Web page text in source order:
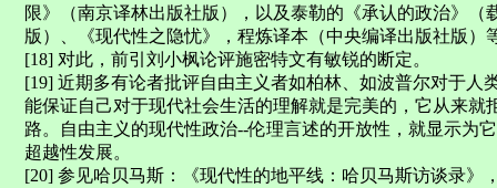
限》（南京译林出版社版），以及泰勒的《承认的政治》
版）、《现代性之隐忧》，程炼译本（中央编译出版社版）
[18] 对此，前引刘小枫论评施密特文有敏锐的断定。
[19] 近期多有论者批评自由主义者如柏林、如波普尔对于人
能保证自己对于现代社会生活的理解就是完美的，它从来就
路。自由主义的现代性政治--伦理言述的开放性，就显示为
超越性发展。
[20] 参见哈贝马斯：《现代性的地平线：哈贝马斯访谈录》